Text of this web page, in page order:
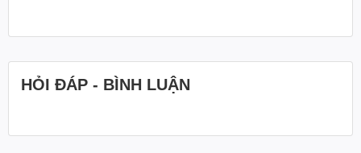
HỎI ĐÁP - BÌNH LUẬN